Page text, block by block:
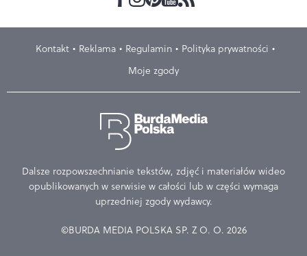
Kontakt Reklama Regulamin
Polityka prywatności
Moje zgody
Dalsze rozpowszechnianie tekstów, zdjęć i materiałów wideo
opublikowanych w serwisie w całości lub w części wymaga
uprzedniej zgody wydawcy.
©BURDA MEDIA POLSKA SP. Z O. O. 2026